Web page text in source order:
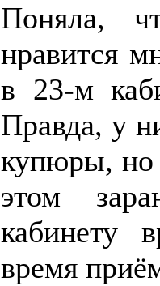
Поняла,
нравится
в 23-м
Правда, у
купюры, но
этом
кабинету
время